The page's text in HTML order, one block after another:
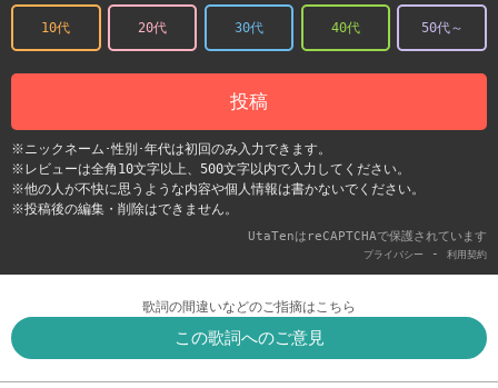
10代 20代 30代 40代 50代～
投稿
※ニックネーム･性別･年代は初回のみ入力できます。
※レビューは全角10文字以上、500文字以内で入力してください。
※他の人が不快に思うような内容や個人情報は書かないでください。
※投稿後の編集・削除はできません。
UtaTenはreCAPTCHAで保護されています
プライバシー - 利用契約
歌詞の間違いなどのご指摘はこちら
この歌詞へのご意見